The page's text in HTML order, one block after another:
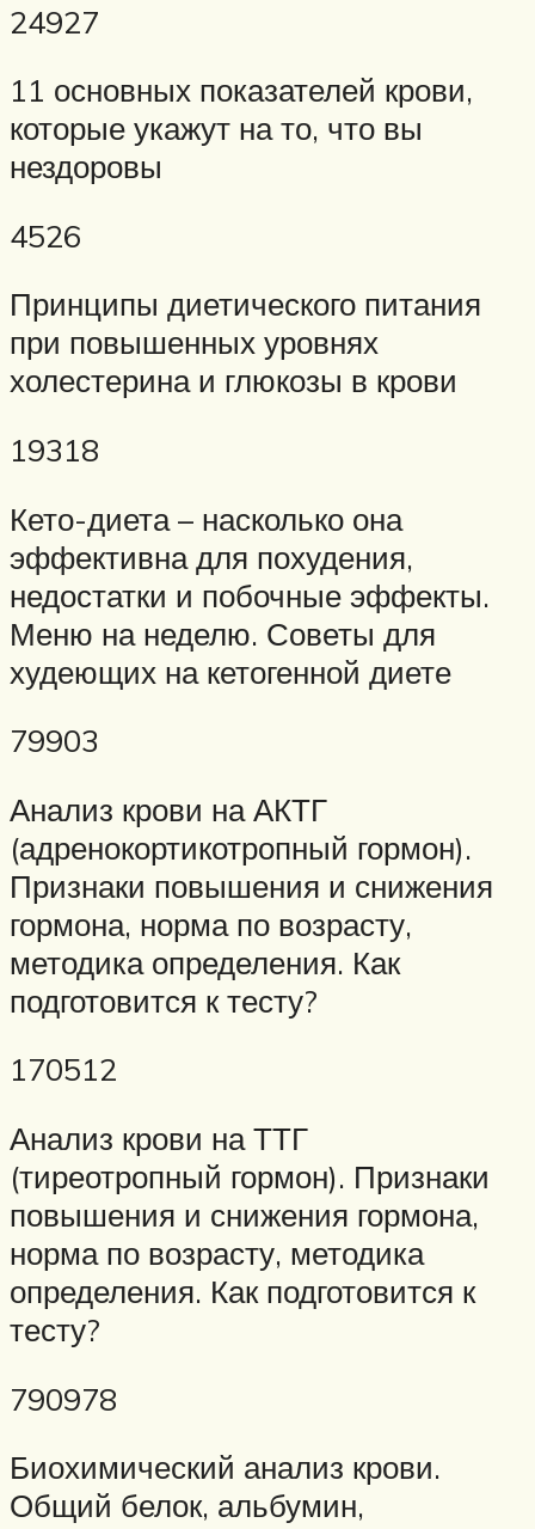
24927
11 основных показателей крови,
которые укажут на то, что вы
нездоровы
4526
Принципы диетического питания
при повышенных уровнях
холестерина и глюкозы в крови
19318
Кето-диета – насколько она
эффективна для похудения,
недостатки и побочные эффекты.
Меню на неделю. Советы для
худеющих на кетогенной диете
79903
Анализ крови на АКТГ
(адренокортикотропный гормон).
Признаки повышения и снижения
гормона, норма по возрасту,
методика определения. Как
подготовится к тесту?
170512
Анализ крови на ТТГ
(тиреотропный гормон). Признаки
повышения и снижения гормона,
норма по возрасту, методика
определения. Как подготовится к
тесту?
790978
Биохимический анализ крови.
Общий белок, альбумин,